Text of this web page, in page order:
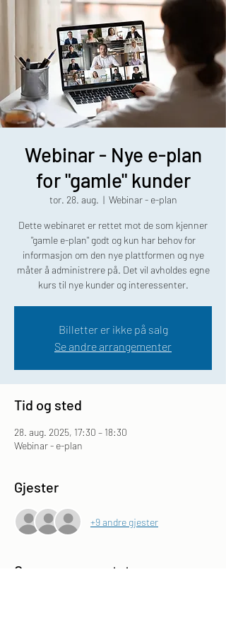
Webinar - Nye e-plan
for "gamle" kunder
tor. 28. aug.
  |
Webinar - e-plan
Dette webinaret er rettet mot de som kjenner
"gamle e-plan" godt og kun har behov for
informasjon om den nye plattformen og nye
måter å administrere på. Det vil avholdes egne
kurs til nye kunder og interessenter.
Billetter er ikke på salg
Se andre arrangementer
Tid og sted
28. aug. 2025, 17:30 – 18:30
Webinar - e-plan
Gjester
+9 andre gjester
Om arrangementet